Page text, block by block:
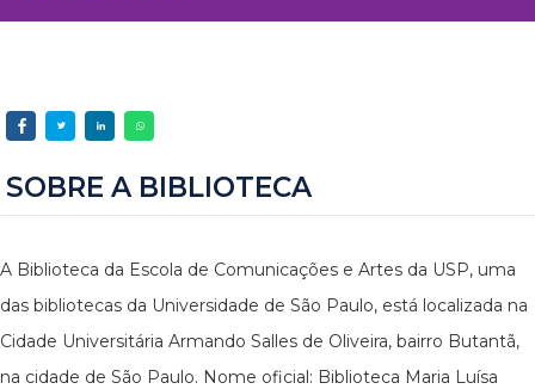
SOBRE A BIBLIOTECA
A Biblioteca da Escola de Comunicações e Artes da USP, uma
das bibliotecas da Universidade de São Paulo, está localizada na
Cidade Universitária Armando Salles de Oliveira, bairro Butantã,
na cidade de São Paulo. Nome oficial: Biblioteca Maria Luísa